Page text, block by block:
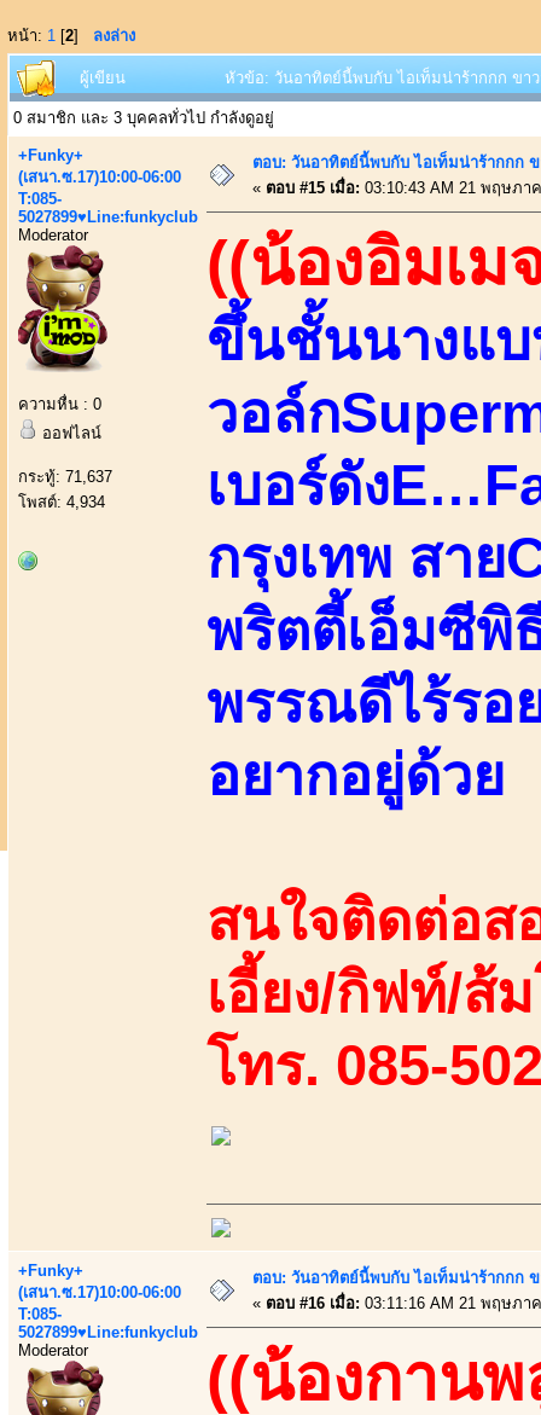
หน้า: 1 [2] ลงล่าง
ผู้เขียน หัวข้อ: วันอาทิตย์นี้พบกับ ไอเท็มน่าร้ากกก ขา
0 สมาชิก และ 3 บุคคลทั่วไป กำลังดูอยู่
+Funky+
(เสนา.ซ.17)10:00-06:00
T:085-
5027899♥Line:funkyclub
Moderator
ความหื่น : 0
ออฟไลน์
กระทู้: 71,637
โพสต์: 4,934
ตอบ: วันอาทิตย์นี้พบกับ ไอเท็มน่าร้ากกก
« ตอบ #15 เมื่อ: 03:10:43 AM 21 พฤษภา
((น้องอิมเม
ขึ้นชั้นนางแ
วอล์ก
เบอร์ดัง
กรุงเทพ สาย
พริตตี้เอ็มซีพิ
พรรณดีไร้รอ
อยากอยู่ด้วย
สนใจติดต่อส
เอี้ยง/กิฟท์/ส้
โทร. 085-
+Funky+
(เสนา.ซ.17)10:00-06:00
T:085-
5027899♥Line:funkyclub
Moderator
ตอบ: วันอาทิตย์นี้พบกับ ไอเท็มน่าร้ากกก
« ตอบ #16 เมื่อ: 03:11:16 AM 21 พฤษภา
((น้องกานพ